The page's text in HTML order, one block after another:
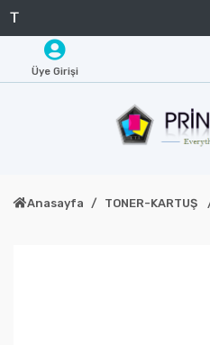
Üye Girişi
Anasayfa TONER-KARTUŞ